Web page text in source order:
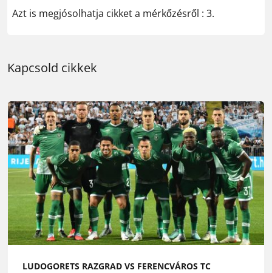
Azt is megjósolhatja cikket a mérkőzésről : 3.
Kapcsold cikkek
LUDOGORETS RAZGRAD VS FERENCVÁROS TC